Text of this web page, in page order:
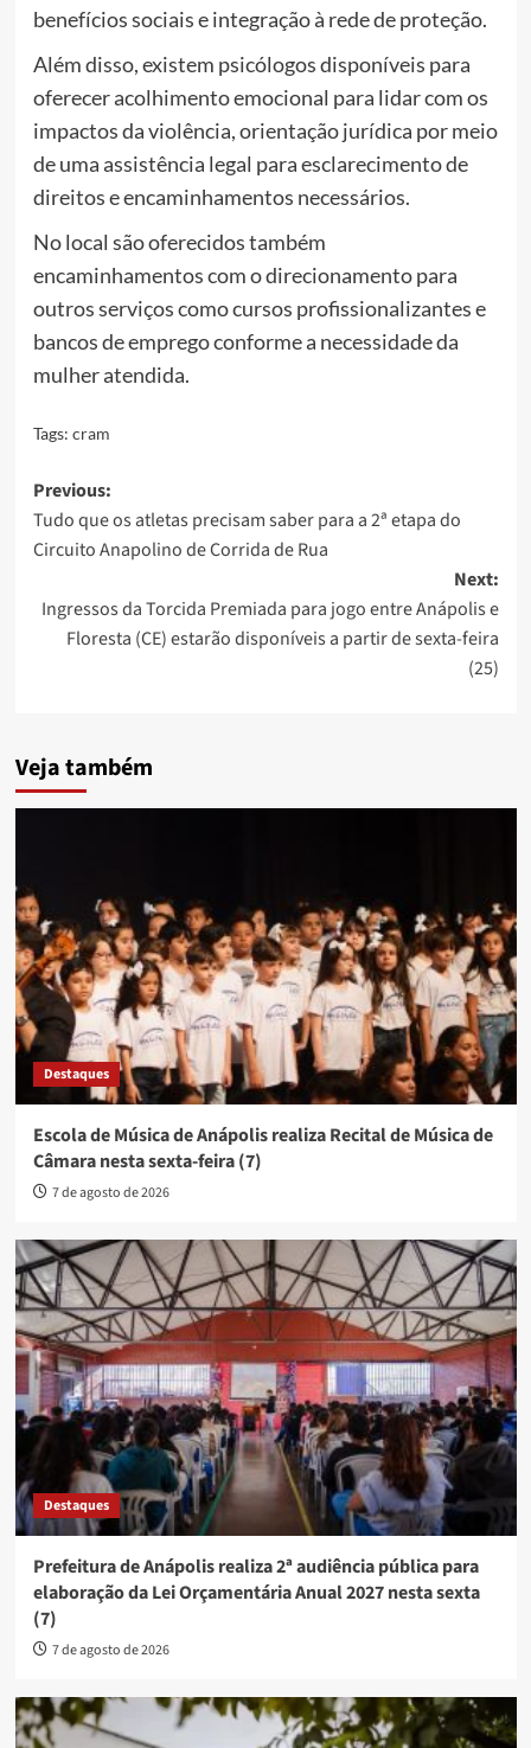
benefícios sociais e integração à rede de proteção.
Além disso, existem psicólogos disponíveis para
oferecer acolhimento emocional para lidar com os
impactos da violência, orientação jurídica por meio
de uma assistência legal para esclarecimento de
direitos e encaminhamentos necessários.
No local são oferecidos também
encaminhamentos com o direcionamento para
outros serviços como cursos profissionalizantes e
bancos de emprego conforme a necessidade da
mulher atendida.
Tags: cram
Post
navigation
Previous:
Tudo que os atletas precisam saber para a 2ª etapa do
Circuito Anapolino de Corrida de Rua
Next:
Ingressos da Torcida Premiada para jogo entre Anápolis e
Floresta (CE) estarão disponíveis a partir de sexta-feira
(25)
Veja também
Destaques
Escola de Música de Anápolis realiza Recital de Música de
Câmara nesta sexta-feira (7)
7 de agosto de 2026
Destaques
Prefeitura de Anápolis realiza 2ª audiência pública para
elaboração da Lei Orçamentária Anual 2027 nesta sexta
(7)
7 de agosto de 2026